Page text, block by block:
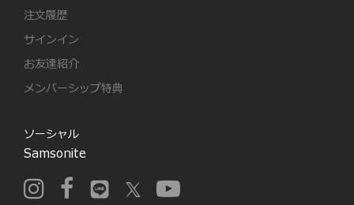
注文履歴
サインイン
お友達紹介
メンバーシップ特典
ソーシャル
Samsonite